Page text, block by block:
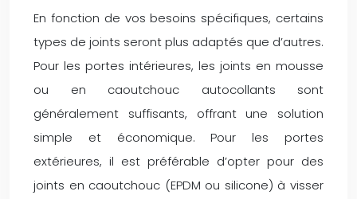
En fonction de vos besoins spécifiques, certains
types de joints seront plus adaptés que d’autres.
Pour les portes intérieures, les joints en mousse
ou en caoutchouc autocollants sont
généralement suffisants, offrant une solution
simple et économique. Pour les portes
extérieures, il est préférable d’opter pour des
joints en caoutchouc (EPDM ou silicone) à visser